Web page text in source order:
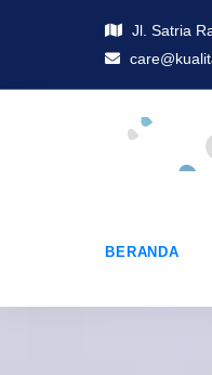
Jl. Satria
BERANDA